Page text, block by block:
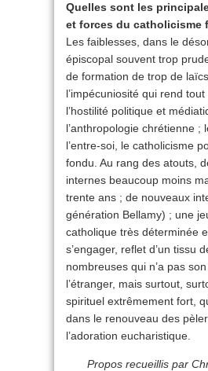
Quelles sont les
et forces du catholicisme
Les faiblesses, dans le
épiscopal souvent trop
de formation de trop de
l’impécuniosité qui rend
l’hostilité politique et
l’anthropologie chrétienne ;
l’entre-soi, le catholicisme
fondu. Au rang des atouts,
internes beaucoup moins
trente ans ; de nouveaux
génération Bellamy) ; une
catholique très déterminée
s’engager, reflet d’un tissu
nombreuses qui n’a pas
l’étranger, mais surtout,
spirituel extrêmement fort,
dans le renouveau des
l’adoration eucharistique.
Propos recueillis par